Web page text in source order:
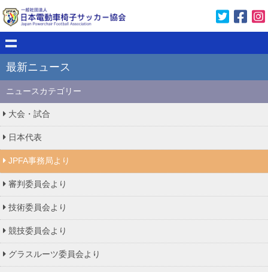
最新ニュース
ニュースカテゴリー
大会・試合
日本代表
JPFA事務局より
審判委員会より
技術委員会より
競技委員会より
グラスルーツ委員会より